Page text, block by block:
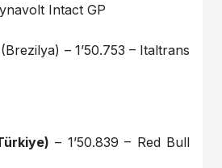
Intact GP
– 1’50.753 – Italtrans
– 1’50.839 – Red Bull